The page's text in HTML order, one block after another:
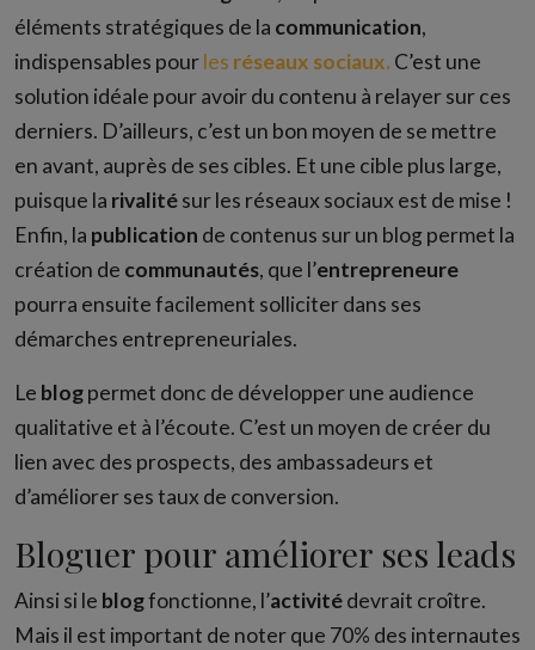
éléments stratégiques de la communication,
indispensables pourles réseaux sociaux. C’est une
solution idéale pour avoir du contenu à relayer sur ces
derniers. D’ailleurs, c’est un bon moyen de se mettre
en avant, auprès de ses cibles. Et une cible plus large,
puisque la rivalitésur les réseaux sociaux est de mise !
Enfin, la publication de contenus sur un blog permet la
création de communautés, que l’entrepreneure
pourra ensuite facilement solliciter dans ses
démarches entrepreneuriales.
Le blogpermet donc de développer une audience
qualitative et à l’écoute. C’est un moyen de créer du
lien avec des prospects, des ambassadeurs et
d’améliorer ses taux de conversion.
Bloguer pour améliorer ses leads
Ainsi si le blogfonctionne, l’activitédevrait croître.
Mais il est important de noter que 70% des internautes